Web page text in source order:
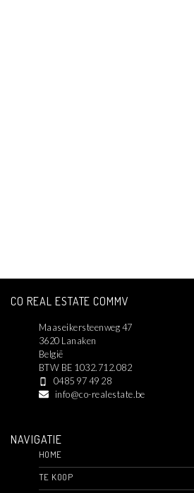
CO REAL ESTATE COMMV
Maaseikersteenweg 47
3620 Lanaken
België
BTW BE 1032.712.082
0485 97 49 28
info@co-realestate.be
NAVIGATIE
HOME
TE KOOP